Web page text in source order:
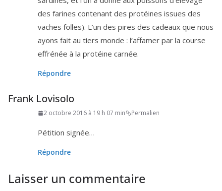
des farines conte­nant des pro­téines issues des
vaches folles). L’un des pires des cadeaux que nous
ayons fait au tiers monde : l’af­fa­mer par la course
effré­née à la pro­téine carnée.
Répondre
Frank Lovisolo
2 octobre 2016 à 19 h 07 min Permalien
Pétition signée…
Répondre
Laisser un commentaire